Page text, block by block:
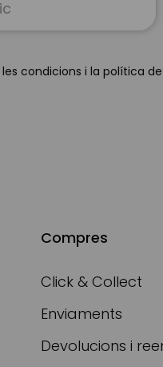
Up
condicions i la política
Compres
Click & Collect
Enviaments
Devolucions i